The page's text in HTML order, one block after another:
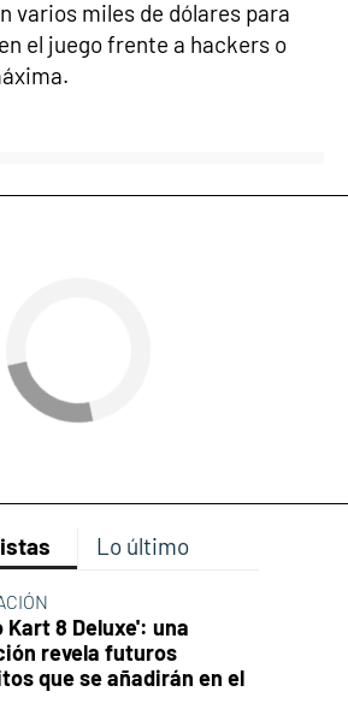
varios miles de dólares para
el juego frente a hackers o
Lo último
Kart 8 Deluxe': una
revela futuros
que se añadirán en el